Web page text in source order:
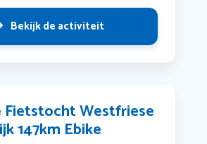
Bekijk de activiteit
Fietstocht Westfriese
147km Ebike